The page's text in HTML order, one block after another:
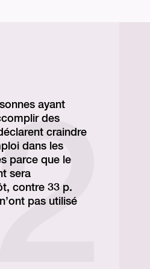
ayant
des
craindre
dans les
parce que le
sera
contre 33 p.
pas utilisé